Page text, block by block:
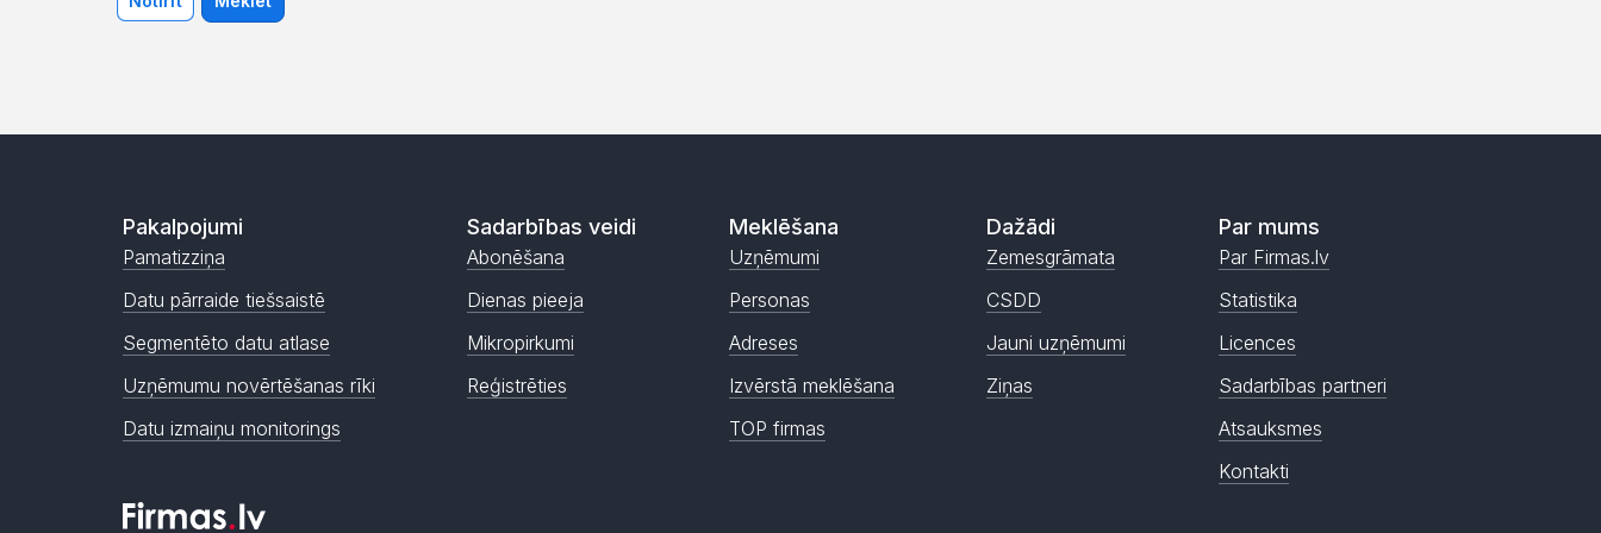
Pakalpojumi
Pamatizziņa
Datu pārraide tiešsaistē
Segmentēto datu atlase
Uzņēmumu novērtēšanas rīki
Datu izmaiņu monitorings
Sadarbības veidi
Abonēšana
Dienas pieeja
Mikropirkumi
Reģistrēties
Meklēšana
Uzņēmumi
Personas
Adreses
Izvērstā meklēšana
TOP firmas
Dažādi
Zemesgrāmata
CSDD
Jauni uzņēmumi
Ziņas
Par mums
Par Firmas.lv
Statistika
Licences
Sadarbības partneri
Atsauksmes
Kontakti